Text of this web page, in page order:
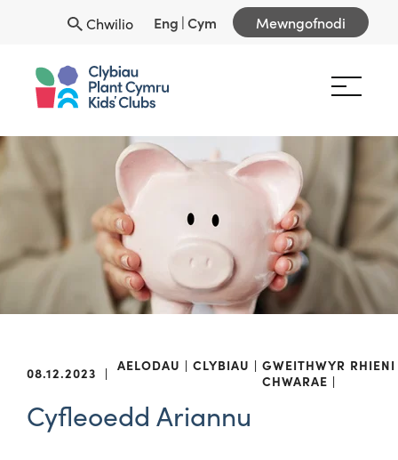
Chwilio Eng |Cym Mewngofnodi
08.12.2023 | AELODAU CLYBIAU
GWEITHWYR
CHWARAE
RHIENI
Cyfleoedd Ariannu